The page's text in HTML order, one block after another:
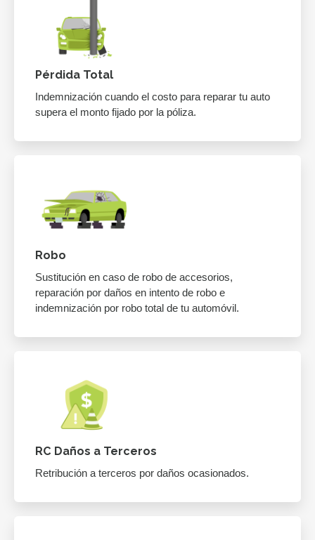
Pérdida Total
Indemnización cuando el costo para reparar tu auto
supera el monto fijado por la póliza.
Robo
Sustitución en caso de robo de accesorios,
reparación por daños en intento de robo e
indemnización por robo total de tu automóvil.
RC Daños a Terceros
Retribución a terceros por daños ocasionados.